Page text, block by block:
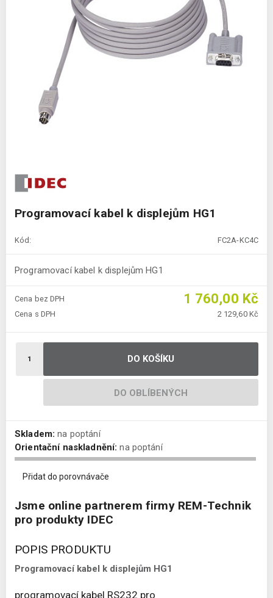
Programovací kabel k displejům HG1
Kód: FC2A-KC4C
Programovací kabel k displejům HG1
Cena bez DPH 1 760,00 Kč
Cena s DPH 2 129,60 Kč
DO KOŠÍKU
DO OBLÍBENÝCH
Skladem: na poptání
Orientační naskladnění: na poptání
Přidat do porovnávače
Jsme online partnerem firmy REM-Technik
pro produkty IDEC
POPIS PRODUKTU
Programovací kabel k displejům HG1
programovací kabel RS232 pro